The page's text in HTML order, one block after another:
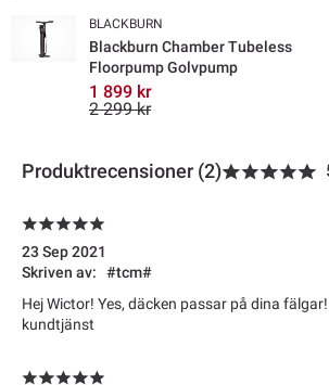
BLACKBURN
Blackburn Chamber Tubeless
Floorpump Golvpump
1 899 kr
2 299 kr
Produktrecensioner (2)
Hej Wictor! Yes, däcken passar på dina
kundtjänst
Skriven av: #tcm#
23 Sep 2021